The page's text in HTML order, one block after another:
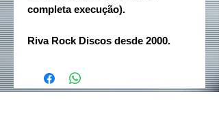
completa execução).
Riva Rock Discos desde 2000.